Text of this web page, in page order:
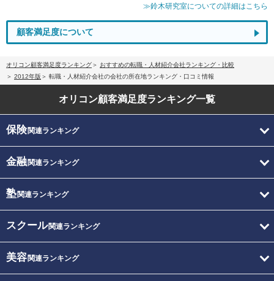
≫鈴木研究室についての詳細はこちら
顧客満足度について
オリコン顧客満足度ランキング
おすすめの転職・人材紹介会社ランキング・比較
2012年版
転職・人材紹介会社の会社の所在地ランキング・口コミ情報
オリコン顧客満足度ランキング一覧
保険関連ランキング
金融関連ランキング
塾関連ランキング
スクール関連ランキング
美容関連ランキング